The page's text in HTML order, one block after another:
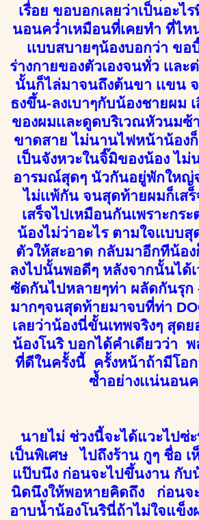
เรื่อย ขอบอกเลยว่าเป็นอะไ
นอนคว่ำเหมือนที่เคยทำ ที่ไห
เเบบสบายๆน้องบอกว่า ข
ร่างกายของตัวเองจนทั่ว เเ
นั้นก็ไล่มาจนถึงต้นขา เเขน
ธงขึ้น-ลงเบาๆกับน้องชายผม
ของผมเเละดูดบริเวณหัวนม
ขาดสาย ไม่นานไฟหน้าน้องก็
เป็นจังหวะในจิ๊มิของน้อง ไม่
อารมณ์สุดๆ นัวกันอยู่พักใหญ่จ
ไม่เเพ้กัน จนสุดท้ายผมก็เส
เสร็จไปเหมือนกันเพราะกร
น้องไม่ว่าอะไร ตามใจเเบบ
ตัวให้สะอาด กลับมาอีกทีน้อ
ลงไปนั้นพอดีๆ หลังจากนั้นได้
ซัดกันไปหลายๆท่า ผลัดกันรุก
มากๆจนสุดท้ายมาจบที่ท่า
เลยว่าน้องนี่ขั้นเทพจริงๆ สุด
น้องโนริ บอกได้คำเดียวว่า
ที่ดีในครั้งนี้ ครั้งหน้าถ้ามีโอ
ซ้ำอย่างเเน่นอน
นายไม่ ช่วงนี้จะได้แวะไปซ่
เป็นพิเศษ ไปถึงร้าน กูๆ ชื่อ เ
แป๊บนึง ก่อนจะไปขึ้นงาน กับ
นิดนึงให้พอหายคิดถึง ก่อนจ
อาบน้ำน้องโนรินี่ถ้าไม่ใจแข็ง